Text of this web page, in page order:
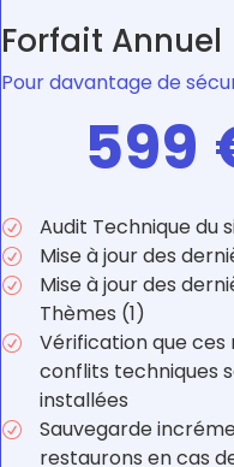
Forfait Annuel
Pour davantage de
599
R Audit Technique du
R Mise à jour des
R
Mise à jour des
Thèmes (1)
R
Vérification que ces
conflits techniques
installées
R
Sauvegarde
restaurons en cas